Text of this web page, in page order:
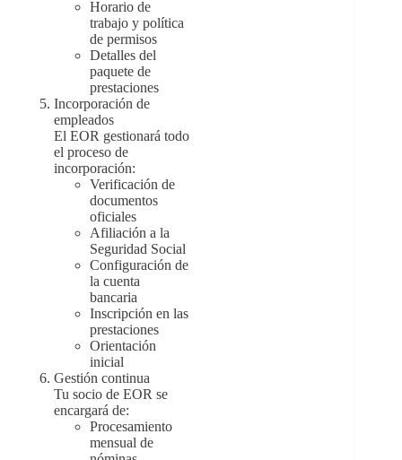
Horario de
trabajo y política
de permisos
Detalles del
paquete de
prestaciones
Incorporación de
empleados
El EOR gestionará todo
el proceso de
incorporación:
Verificación de
documentos
oficiales
Afiliación a la
Seguridad Social
Configuración de
la cuenta
bancaria
Inscripción en las
prestaciones
Orientación
inicial
Gestión continua
Tu socio de EOR se
encargará de:
Procesamiento
mensual de